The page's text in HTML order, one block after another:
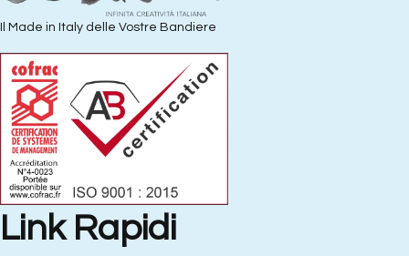
Il Made in Italy delle Vostre Bandiere
Link Rapidi